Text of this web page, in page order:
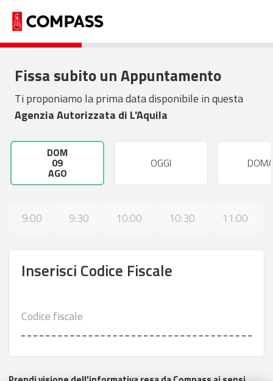
Fissa subito un Appuntamento
Ti proponiamo la prima data disponibile in questa
Agenzia Autorizzata di L'Aquila
DOM
09
AGO
OGGI
9:00 9:30 10:00 10:30 11:00
Inserisci Codice Fiscale
Codice fiscale